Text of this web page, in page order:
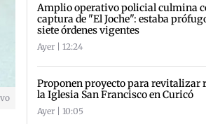
Amplio operativo policial culmina
captura de "El Joche": estaba
siete órdenes vigentes
Ayer | 12:24
Proponen proyecto para revitalizar
la Iglesia San Francisco en Curicó
Ayer | 10:05